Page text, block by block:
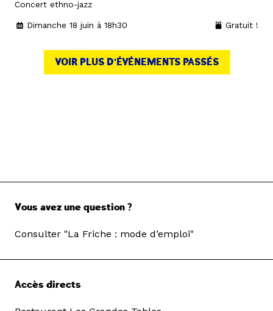
Concert ethno-jazz
Dimanche 18 juin à 18h30 Gratuit !
VOIR PLUS D'ÉVÉNEMENTS PASSÉS
Vous avez une question ?
Consulter "La Friche : mode d’emploi"
Accès directs